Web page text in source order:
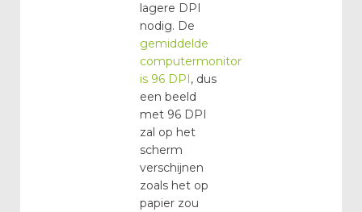
lagere DPI
nodig. De
gemiddelde
computermonitor
is 96 DPI, dus
een beeld
met 96 DPI
zal op het
scherm
verschijnen
zoals het op
papier zou